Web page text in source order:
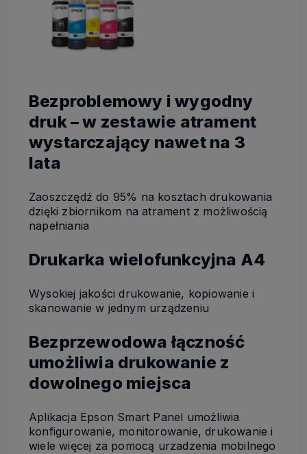
Bezproblemowy i wygodny
druk – w zestawie atrament
wystarczający nawet na 3
lata
Zaoszczędź do 95% na kosztach drukowania
dzięki zbiornikom na atrament z możliwością
napełniania
Drukarka wielofunkcyjna A4
Wysokiej jakości drukowanie, kopiowanie i
skanowanie w jednym urządzeniu
Bezprzewodowa łączność
umożliwia drukowanie z
dowolnego miejsca
Aplikacja Epson Smart Panel umożliwia
konfigurowanie, monitorowanie, drukowanie i
wiele więcej za pomocą urzadzenia mobilnego